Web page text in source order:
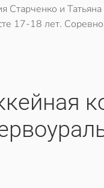
Старченко и
17-18 лет.